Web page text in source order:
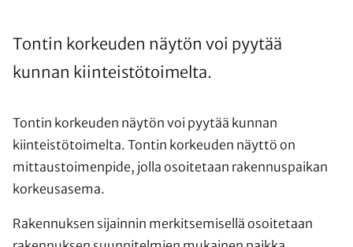
Tontin korkeuden näytön voi pyytää
kunnan kiinteistötoimelta.
Tontin korkeuden näytön voi pyytää kunnan
kiinteistötoimelta. Tontin korkeuden näyttö on
mittaustoimenpide, jolla osoitetaan rakennuspaikan
korkeusasema.
Rakennuksen sijainnin merkitsemisellä osoitetaan